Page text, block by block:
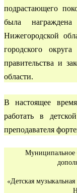
подрастающего
была
Нижегородской
городского
правительства и
области.
В настоящее
работать в
преподавателя
Муниципальное
«Детская